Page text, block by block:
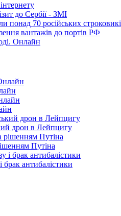
до Сербії - ЗМІ
понад 70 російських
вантажів до портів РФ
Онлайн
дрон в Лейпцигу
Путіна
антибалістики